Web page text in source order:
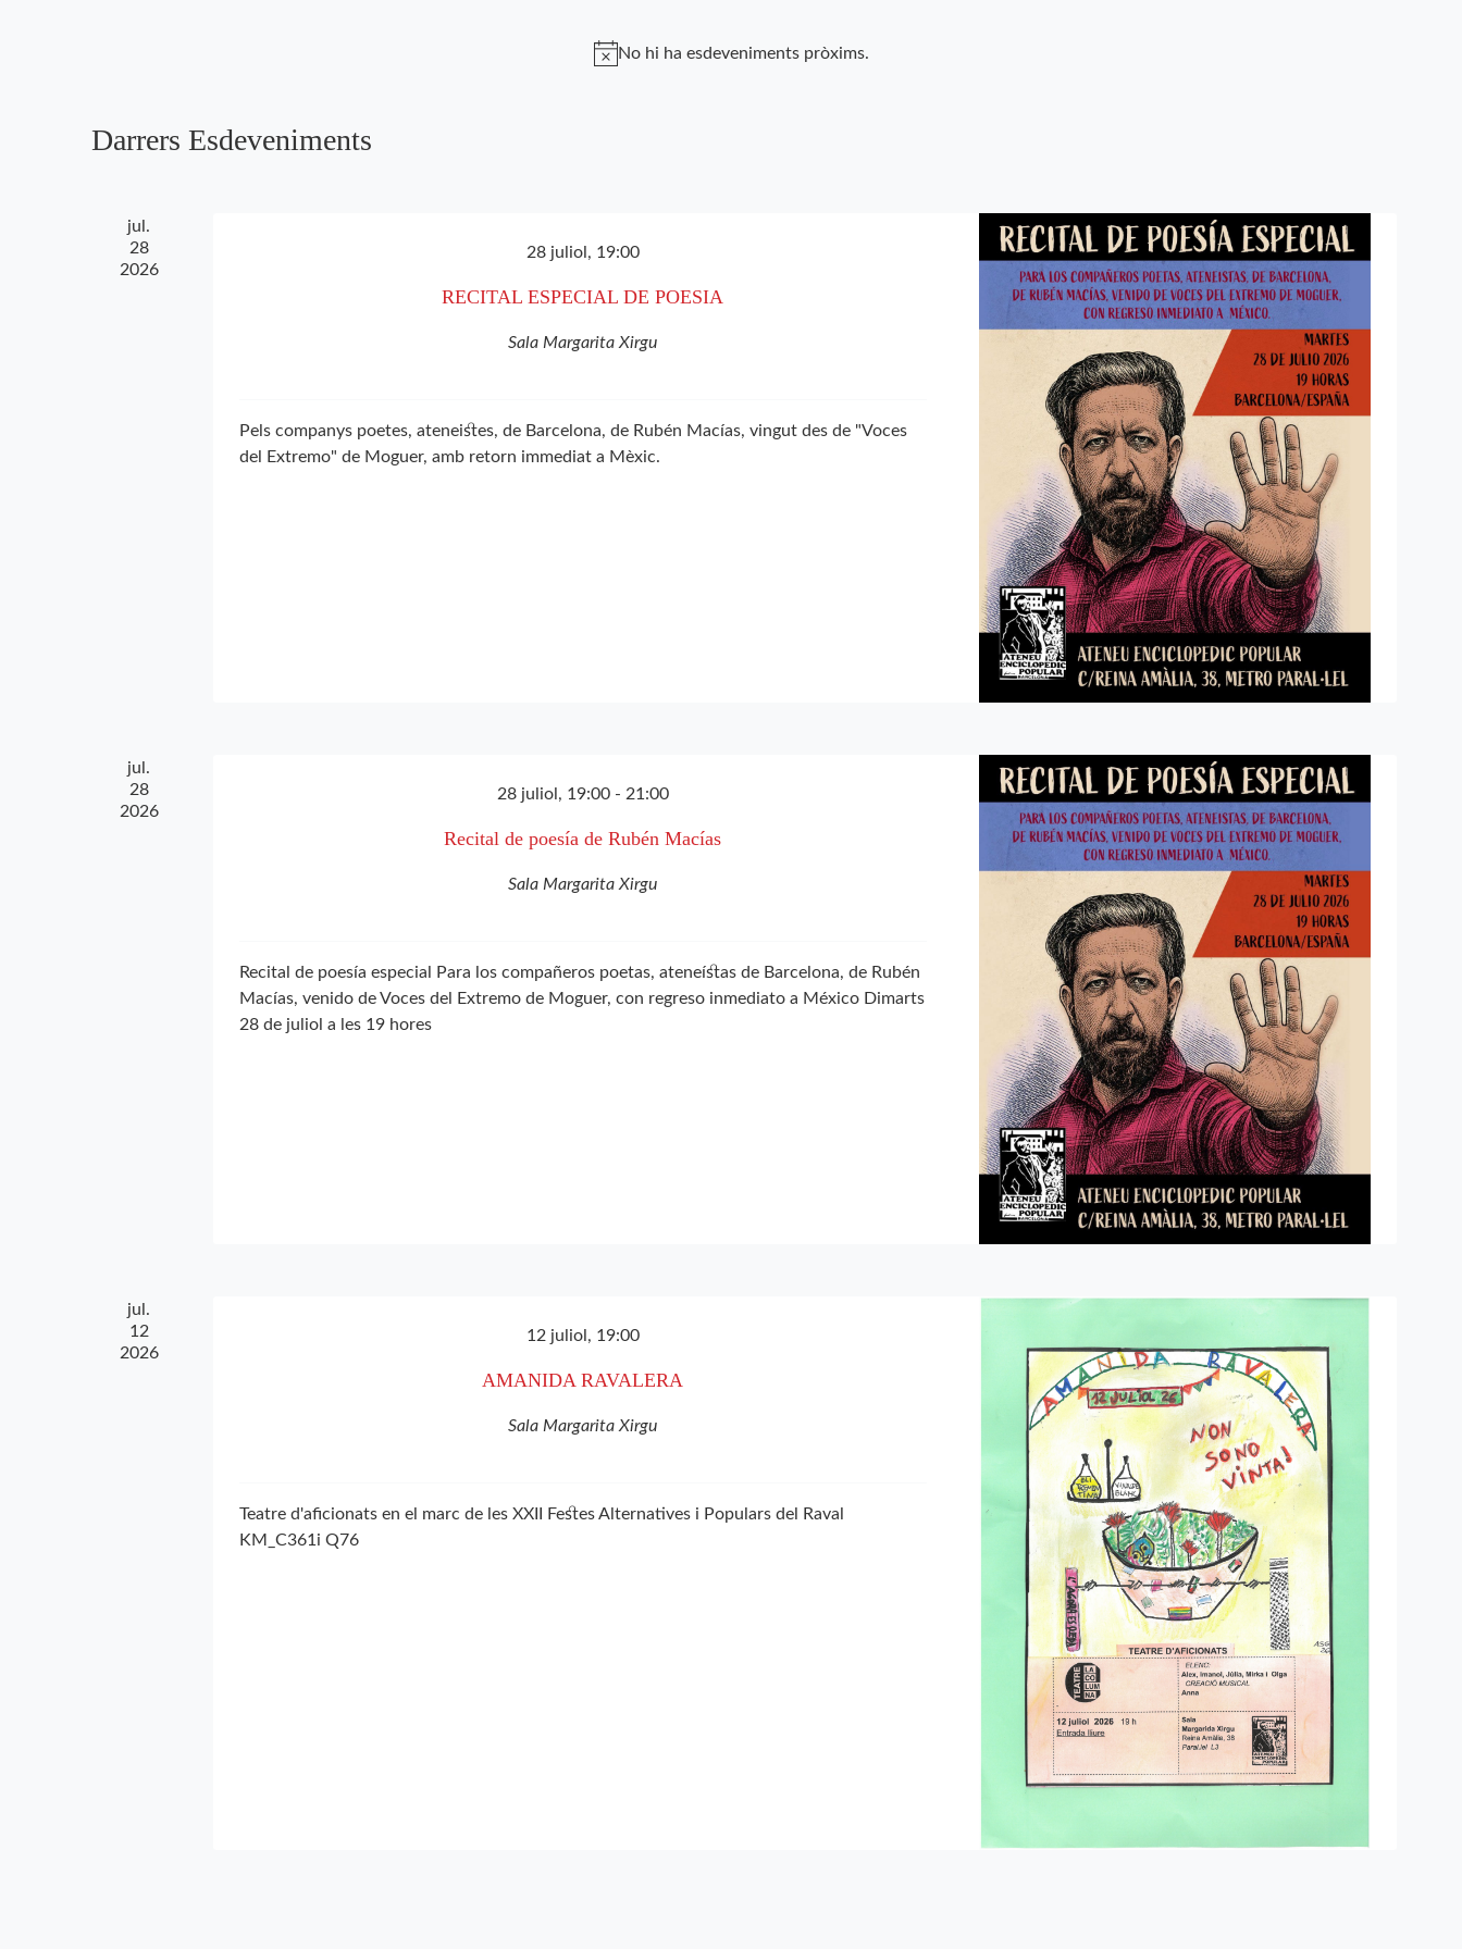
No hi ha esdeveniments pròxims.
Darrers Esdeveniments
jul.
28
2026
28 juliol, 19:00
RECITAL ESPECIAL DE POESIA
Sala Margarita Xirgu
Pels companys poetes, ateneistes, de Barcelona, de Rubén Macías, vingut des de "Voces
del Extremo" de Moguer, amb retorn immediat a Mèxic.
jul.
28
2026
28 juliol, 19:00- 21:00
Recital de poesía de Rubén Macías
Sala Margarita Xirgu
Recital de poesía especial Para los compañeros poetas, ateneístas de Barcelona, de Rubén
Macías, venido de Voces del Extremo de Moguer, con regreso inmediato a México Dimarts
28 de juliol a les 19 hores
jul.
12
2026
12 juliol, 19:00
AMANIDA RAVALERA
Sala Margarita Xirgu
Teatre d'aficionats en el marc de les XXII Festes Alternatives i Populars del Raval
KM_C361i Q76